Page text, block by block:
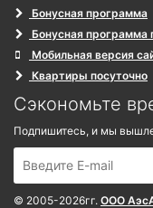
Бонусная программа
Бонусная программа
Мобильная версия
Квартиры посуточно
Сэкономьте
Подпишитесь, и мы
© 2005-2026гг. ООО